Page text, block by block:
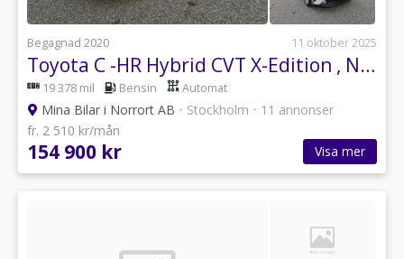
Begagnad 2020 11 oktober 2025
Toyota C -HR Hybrid CVT X-Edition , Ny besiktad och Servad
19 378 mil Bensin Automat
Mina Bilar i Norrort AB • Stockholm • 11 annonser
fr. 2 510 kr/mån
154 900 kr Visa mer